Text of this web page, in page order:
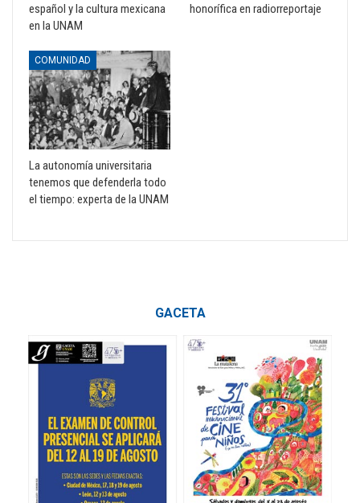
español y la cultura mexicana
en la UNAM
honorífica en radiorreportaje
COMUNIDAD
La autonomía universitaria
tenemos que defenderla todo
el tiempo: experta de la UNAM
GACETA